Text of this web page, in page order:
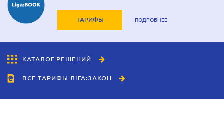
ТАРИФЫ ПОДРОБНЕЕ
КАТАЛОГ РЕШЕНИЙ
ВСЕ ТАРИФЫ ЛІГА:ЗАКОН